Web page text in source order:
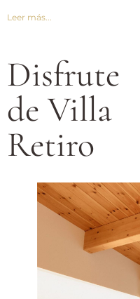
Leer más...
Disfrute
de Villa
Retiro